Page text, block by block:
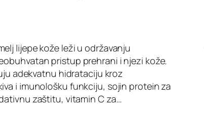
lijepe kože leži u održavanju
pristup prehrani i njezi kože.
adekvatnu hidrataciju kroz
i imunološku funkciju, sojin protein za
zaštitu, vitamin C za…